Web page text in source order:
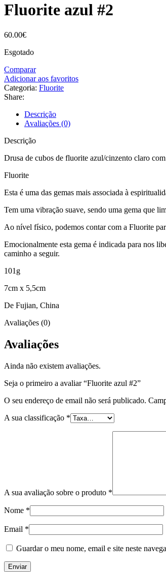
Fluorite azul #2
60.00€
Esgotado
Comparar
Adicionar aos favoritos
Categoria: Fluorite
Share:
Descrição
Avaliações (0)
Descrição
Drusa de cubos de fluorite azul/cinzento claro
Fluorite
Esta é uma das gemas mais associada à
Tem uma vibração suave, sendo uma gema que
Ao nível físico, podemos contar com a Fluorite
Emocionalmente esta gema é indicada para nos
caminho a seguir.
101g
7cm x 5,5cm
De Fujian, China
Avaliações (0)
Avaliações
Ainda não existem avaliações.
Seja o primeiro a avaliar “Fluorite azul #2”
O seu endereço de email não será publicado.
A sua classificação *
A sua avaliação sobre o produto *
Nome *
Email *
Guardar o meu nome, email e site neste